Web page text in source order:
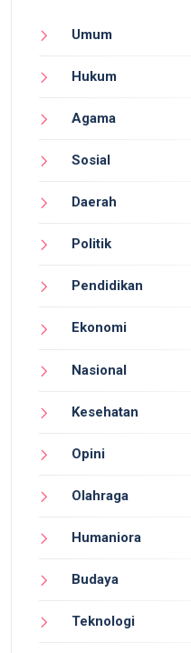
Umum
Hukum
Agama
Sosial
Daerah
Politik
Pendidikan
Ekonomi
Nasional
Kesehatan
Opini
Olahraga
Humaniora
Budaya
Teknologi